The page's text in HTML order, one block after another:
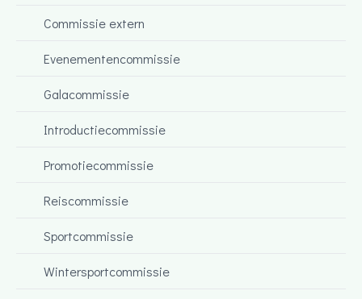
Commissie extern
Evenementencommissie
Galacommissie
Introductiecommissie
Promotiecommissie
Reiscommissie
Sportcommissie
Wintersportcommissie